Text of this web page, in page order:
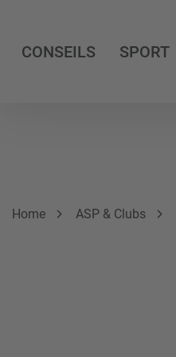
CONSEILS SPORT
Breadcrumb
Vous êtes ici:
Home ASP & Clubs